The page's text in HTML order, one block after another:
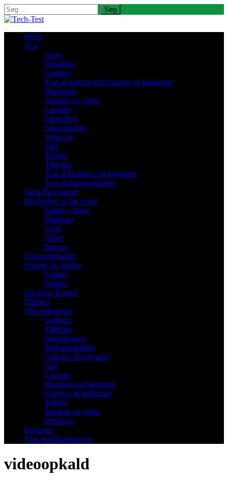
Søg
efter:
Hjem
Test
Apps
Desktops
Gadgets
Test af gadgets til hjemmet og køkkenet
Hardware
Kamera og video
Laptops
Sikkerhed
Smartphones
Software
Spil
Tablets
Tilbehør
Test af headsets og højttalere
Test af transportmidler
Tech-Test mener
Det bedste vi har testet
Editors choice
Platinum
Gold
Silver
Bronze
Transportmidler
Feature og guides
Feature
Guides
Speakers Korner
Videoer
Alle kategorier
Gadgets
Tilbehør
Smartphones
Transportmidler
Gadgets til hjemmet
Spil
Laptops
Headsets og højttalere
Gadgets til køkkenet
Tablets
Kamera og video
Desktops
Business
Tjek bredbåndspriser
videoopkald